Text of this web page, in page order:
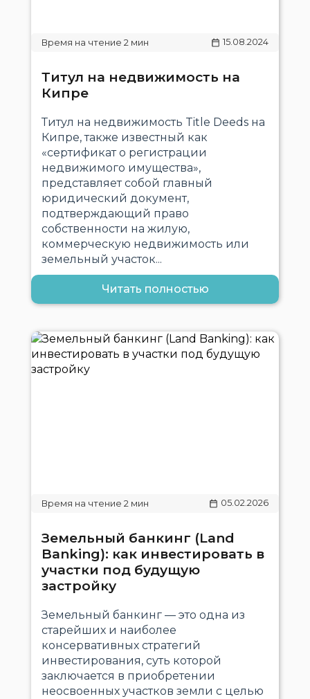
15.08.2024
Титул на недвижимость на
Кипре
Титул на недвижимость Title Deeds на
Кипре, также известный как
«сертификат о регистрации
недвижимого имущества»,
представляет собой главный
юридический документ,
подтверждающий право
собственности на жилую,
коммерческую недвижимость или
земельный участок...
Читать полностью
05.02.2026
Земельный банкинг (Land
Banking): как инвестировать в
участки под будущую
застройку
Земельный банкинг — это одна из
старейших и наиболее
консервативных стратегий
инвестирования, суть которой
заключается в приобретении
неосвоенных участков земли с целью